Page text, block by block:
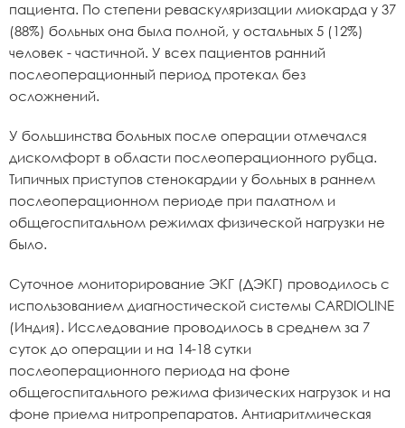
пациента. По степени реваскуляризации миокарда у 37
(88%) больных она была полной, у остальных 5 (12%)
человек - частичной. У всех пациентов ранний
послеоперационный период протекал без
осложнений.
У большинства больных после операции отмечался
дискомфорт в области послеоперационного рубца.
Типичных приступов стенокардии у больных в раннем
послеоперационном периоде при палатном и
общегоспитальном режимах физической нагрузки не
было.
Суточное мониторирование ЭКГ (ДЭКГ) проводилось с
использованием диагностической системы CARDIOLINE
(Индия). Исследование проводилось в среднем за 7
суток до операции и на 14-18 сутки
послеоперационного периода на фоне
общегоспитального режима физических нагрузок и на
фоне приема нитропрепаратов. Антиаритмическая